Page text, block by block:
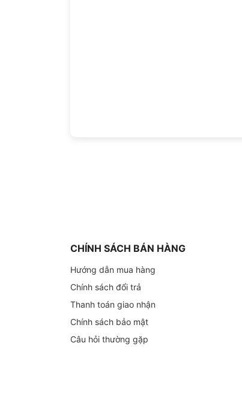
CHÍNH SÁCH BÁN HÀNG
Hướng dẫn mua hàng
Chính sách đổi trả
Thanh toán giao nhận
Chính sách bảo mật
Câu hỏi thường gặp